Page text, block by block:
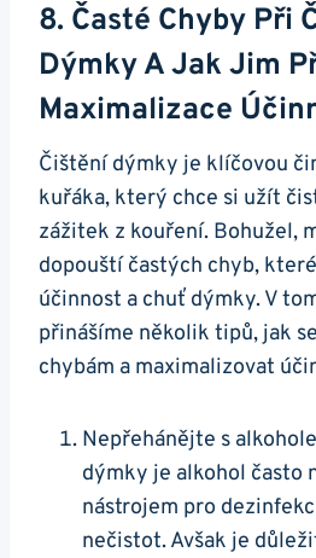
8. Časté Chyby Při
Dýmky A Jak Jim
Maximalizace
Čištění dýmky je klíčovou
kuřáka, který chce si užít
zážitek z kouření. Bohužel,
dopouští častých chyb,
účinnost a chuť dýmky. V
přinášíme několik tipů, jak
chybám a maximalizovat
Nepřehánějte s
dýmky je alkohol často
nástrojem pro
nečistot. Avšak je